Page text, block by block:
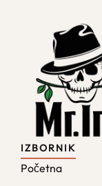
IZBORNIK
Početna